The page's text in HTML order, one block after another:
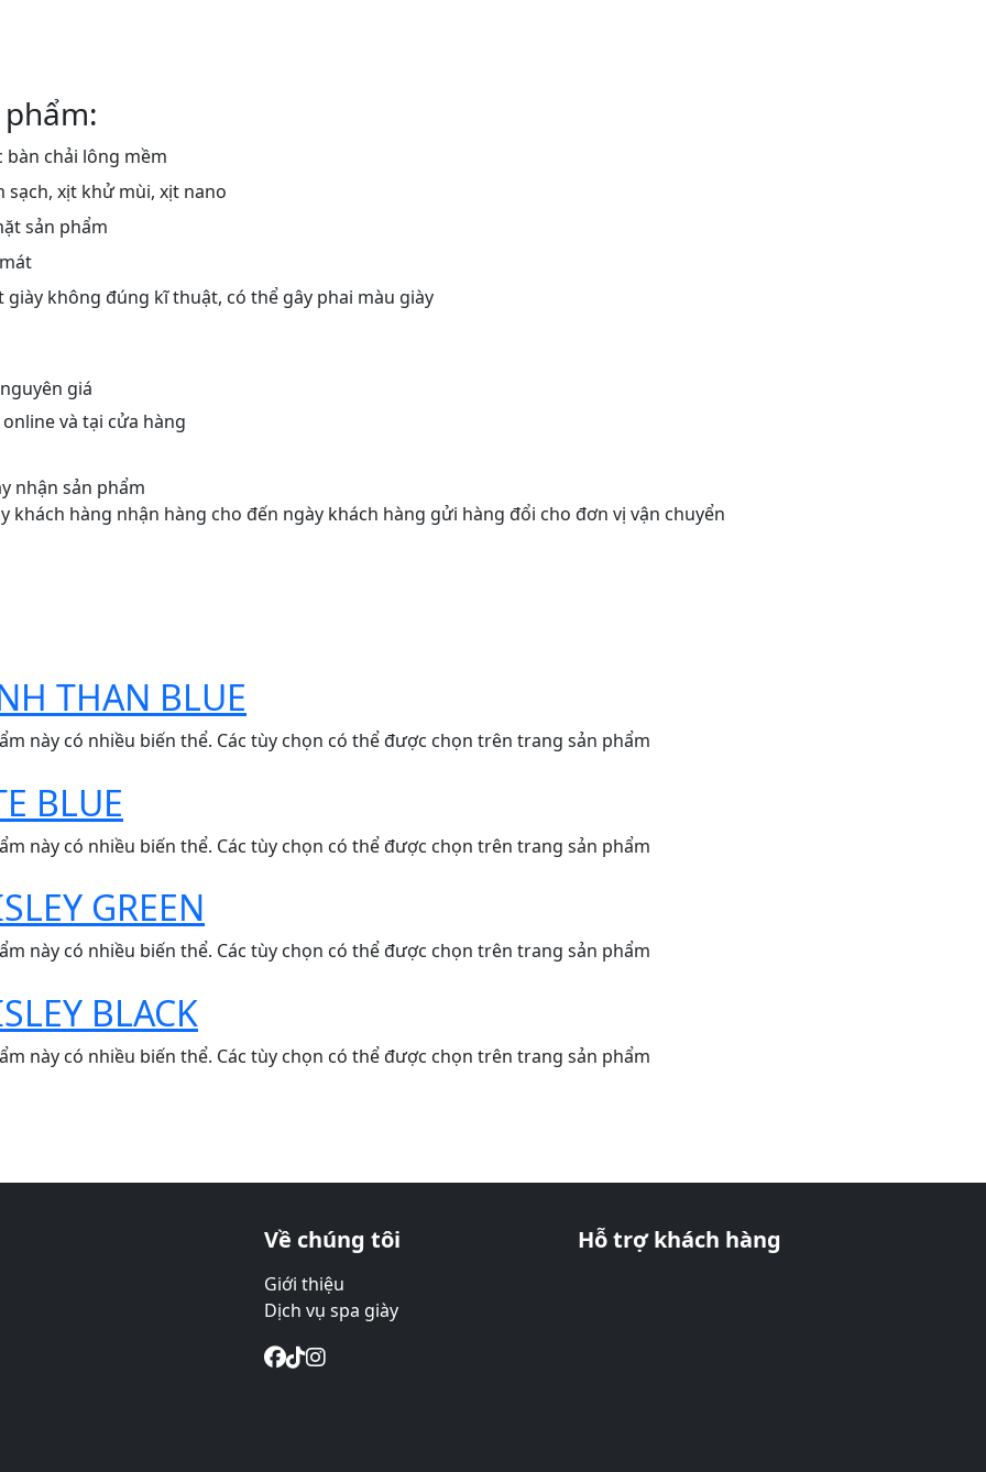
bàn chải lông mềm
xịt khử mùi, xịt nano
sản phẩm
không đúng kĩ thuật, có thể gây phai màu giày
giá
và tại cửa hàng
nhận sản phẩm
khách hàng nhận hàng cho đến ngày khách hàng gửi hàng đổi cho đơn vị vận chuyển
THAN BLUE
này có nhiều biến thể. Các tùy chọn có thể được chọn trên trang sản phẩm
BLUE
này có nhiều biến thể. Các tùy chọn có thể được chọn trên trang sản phẩm
GREEN
này có nhiều biến thể. Các tùy chọn có thể được chọn trên trang sản phẩm
BLACK
này có nhiều biến thể. Các tùy chọn có thể được chọn trên trang sản phẩm
Về chúng tôi
Giới thiệu
Dịch vụ spa giày
Hỗ trợ khách hàng